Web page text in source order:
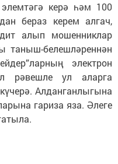
керә һәм 100
бераз керем алгач,
алып мошенниклар
таныш-белешләреннән
электрон
рәвешле ул аларга
Алданганлыгына
гариза яза. Әлеге